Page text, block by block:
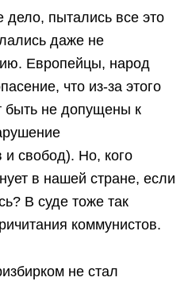
дело, пытались все это
даже не
Европейцы, народ
что из-за этого
быть не допущены к
и свобод). Но, кого
в нашей стране, если
В суде тоже так
коммунистов.
не стал